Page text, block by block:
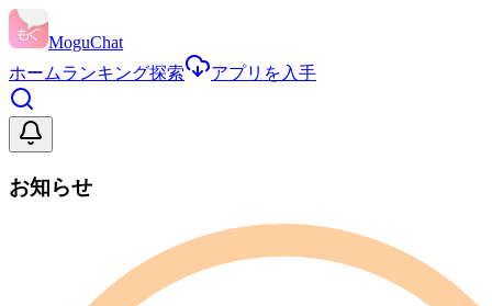
MoguChat
ホームランキング探索 アプリを入手
お知らせ